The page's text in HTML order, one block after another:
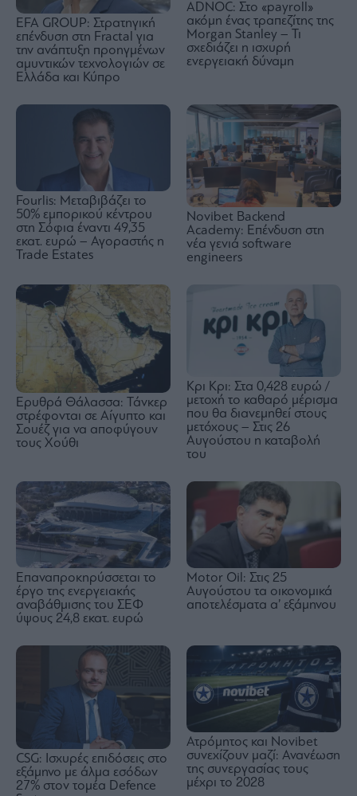
EFA GROUP: Στρατηγική
επένδυση στη Fractal για
την ανάπτυξη προηγμένων
αμυντικών τεχνολογιών σε
Ελλάδα και Κύπρο
ADNOC: Στο «payroll»
ακόμη ένας τραπεζίτης της
Morgan Stanley – Τι
σχεδιάζει η ισχυρή
ενεργειακή δύναμη
Fourlis: Μεταβιβάζει το
50% εμπορικού κέντρου
στη Σόφια έναντι 49,35
εκατ. ευρώ – Αγοραστής η
Trade Estates
Novibet Backend
Academy: Επένδυση στη
νέα γενιά software
engineers
Ερυθρά Θάλασσα: Τάνκερ
στρέφονται σε Αίγυπτο και
Σουέζ για να αποφύγουν
τους Χούθι
Κρι Κρι: Στα 0,428 ευρώ /
μετοχή το καθαρό μέρισμα
που θα διανεμηθεί στους
μετόχους – Στις 26
Αυγούστου η καταβολή
του
Επαναπροκηρύσσεται το
έργο της ενεργειακής
αναβάθμισης του ΣΕΦ
ύψους 24,8 εκατ. ευρώ
Motor Oil: Στις 25
Αυγούστου τα οικονομικά
αποτελέσματα α’ εξάμηνου
CSG: Ισχυρές επιδόσεις στο
εξάμηνο με άλμα εσόδων
27% στον τομέα Defence
Ατρόμητος και Novibet
συνεχίζουν μαζί: Ανανέωση
της συνεργασίας τους
μέχρι το 2028